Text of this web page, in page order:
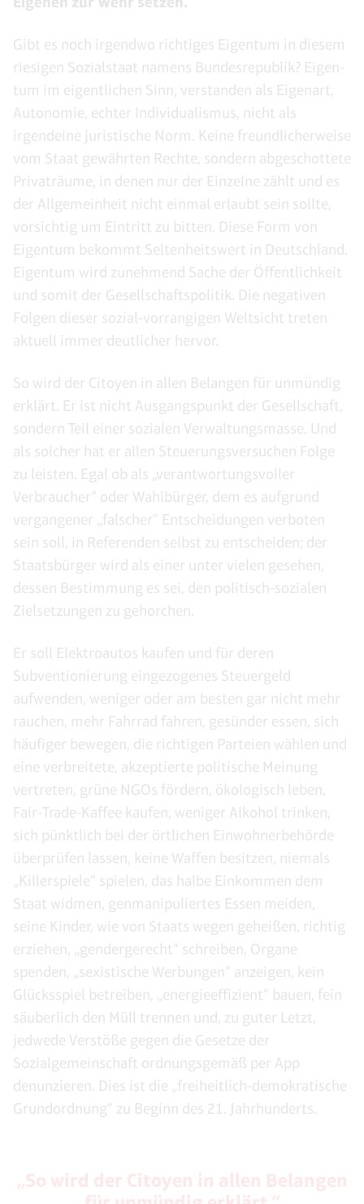
Gibt es noch irgendwo richtiges Eigentum in diesem
riesigen Sozialstaat namens Bundesrepublik? Eigen-
tum im eigentlichen Sinn, verstanden als Eigenart,
Autonomie, echter Individualismus, nicht als
irgendeine juristische Norm. Keine freundlicherweise
vom Staat gewährten Rechte, sondern abgeschottete
Privaträume, in denen nur der Einzelne zählt und es
der Allgemeinheit nicht einmal erlaubt sein sollte,
vorsichtig um Eintritt zu bitten. Diese Form von
Eigentum bekommt Seltenheitswert in Deutschland.
Eigentum wird zunehmend Sache der Öffentlichkeit
und somit der Gesellschaftspolitik. Die negativen
Folgen dieser sozial-vorrangigen Weltsicht treten
aktuell immer deutlicher hervor.
So wird der Citoyen in allen Belangen für unmündig
erklärt. Er ist nicht Ausgangspunkt der Gesellschaft,
sondern Teil einer sozialen Verwaltungsmasse. Und
als solcher hat er allen Steuerungsversuchen Folge
zu leisten. Egal ob als „verantwortungsvoller
Verbraucher“ oder Wahlbürger, dem es aufgrund
vergangener „falscher“ Entscheidungen verboten
sein soll, in Referenden selbst zu entscheiden; der
Staatsbürger wird als einer unter vielen gesehen,
dessen Bestimmung es sei, den politisch-sozialen
Zielsetzungen zu gehorchen.
Er soll Elektroautos kaufen und für deren
Subventionierung eingezogenes Steuergeld
aufwenden, weniger oder am besten gar nicht mehr
rauchen, mehr Fahrrad fahren, gesünder essen, sich
häufiger bewegen, die richtigen Parteien wählen und
eine verbreitete, akzeptierte politische Meinung
vertreten, grüne NGOs fördern, ökologisch leben,
Fair-Trade-Kaffee kaufen, weniger Alkohol trinken,
sich pünktlich bei der örtlichen Einwohnerbehörde
überprüfen lassen, keine Waffen besitzen, niemals
„Killerspiele“ spielen, das halbe Einkommen dem
Staat widmen, genmanipuliertes Essen meiden,
seine Kinder, wie von Staats wegen geheißen, richtig
erziehen, „gendergerecht“ schreiben, Organe
spenden, „sexistische Werbungen“ anzeigen, kein
Glücksspiel betreiben, „energieeffizient“ bauen, fein
säuberlich den Müll trennen und, zu guter Letzt,
jedwede Verstöße gegen die Gesetze der
Sozialgemeinschaft ordnungsgemäß per App
denunzieren. Dies ist die „freiheitlich-demokratische
Grundordnung“ zu Beginn des 21. Jahrhunderts.